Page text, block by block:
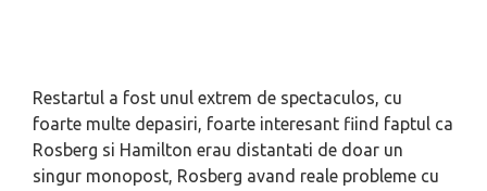
Restartul a fost unul extrem de spectaculos, cu
foarte multe depasiri, foarte interesant fiind faptul ca
Rosberg si Hamilton erau distantati de doar un
singur monopost, Rosberg avand reale probleme cu